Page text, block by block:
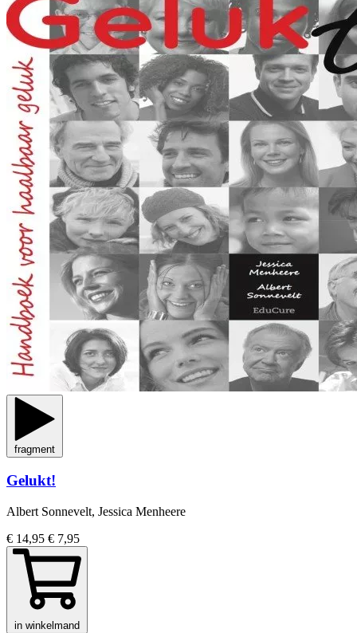
fragment
Gelukt!
Albert Sonnevelt, Jessica Menheere
€ 14,95 € 7,95
in winkelmand